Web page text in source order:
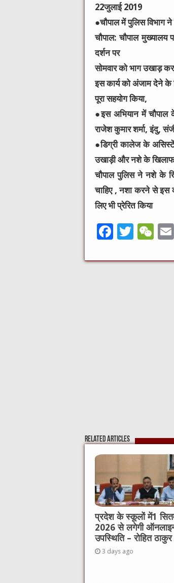
22जुलाई 2019
●चौपालमें पुलिस विभाग
चौपाल: चौपाल मुख्यालय
दर्शन पर
सोमवार को भाग उखाड़
इस कार्य को अंजाम देने
पूरा सहयोग किया,
●इस अभियान में
राजेश कुमार शर्मा, इंदु,
●डिग्री कालेज के
उखाड़ी और नशे के खिलाफ
चौपाल पुलिस ने नशे के
चाहिए , नशा करने से इस
लिए भी प्रेरित किया
F
c
T
it
W
C
Related Articles
प्रदेश के स्कूलों में1
2026 से लगेगी
उपस्थिति – रोहित ठाकुर
3 days ago